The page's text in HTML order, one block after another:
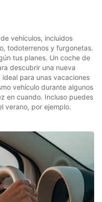
vehículos, incluidos
todoterrenos y furgonetas.
tus planes. Un coche de
descubrir una nueva
para unas vacaciones
vehículo durante algunos
en cuando. Incluso puedes
verano, por ejemplo.